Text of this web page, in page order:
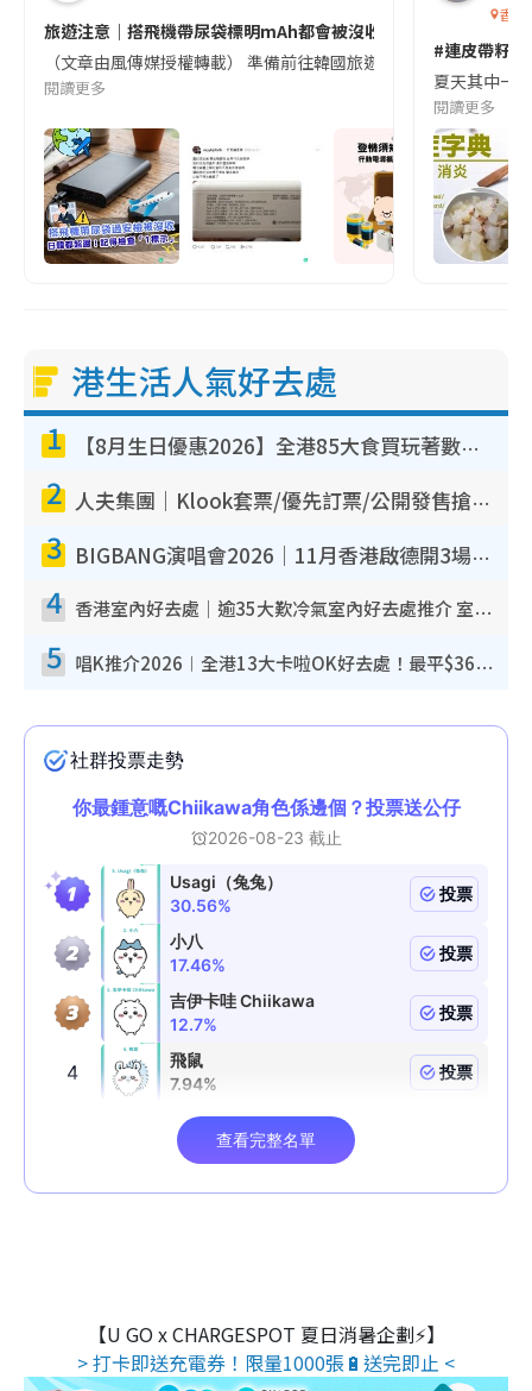
旅遊注意｜搭飛機帶尿袋標明mAh都會被沒收😱出發前切記檢查
（文章由風傳媒授權轉載） 準備前往韓國旅遊的民眾，近期要
閱讀更多
香港
#連皮帶籽
夏天其中一
閱讀更多
港生活人氣好去處
1 【8月生日優惠2026】全港85大食買玩著數攻略 自助餐/火鍋放題同行免費＋誠品/DONKI送現金券
2 人夫集團｜Klook套票/優先訂票/公開發售搶飛攻略！附票價.購票連結.場地座位表
3 BIGBANG演唱會2026｜11月香港啟德開3場！實名制VIP申請、優先購票攻略
4 香港室內好去處｜逾35大歎冷氣室內好去處推介 室內活動免費避雨無懼落雨
5 唱K推介2026︱全港13大卡啦OK好去處！最平$36起 日文K都有！(附地址+收費詳情)
【U GO x CHARGESPOT 夏日消暑企劃⚡】
> 打卡即送充電券！限量1000張🔋送完即止 <